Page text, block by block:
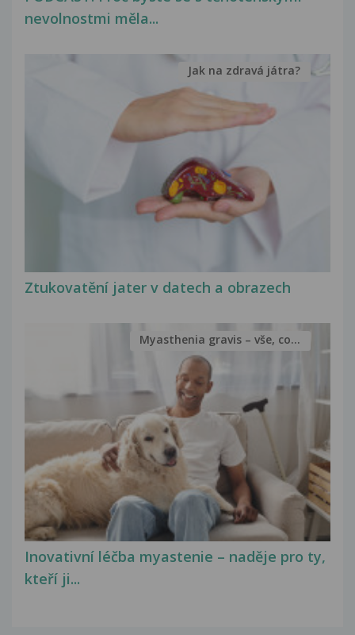
nevolnostmi měla...
Ztukovatění jater v datech a obrazech
Jak na zdravá játra?
Inovativní léčba myastenie – naděje pro ty,
kteří ji...
Myasthenia gravis – vše, co...